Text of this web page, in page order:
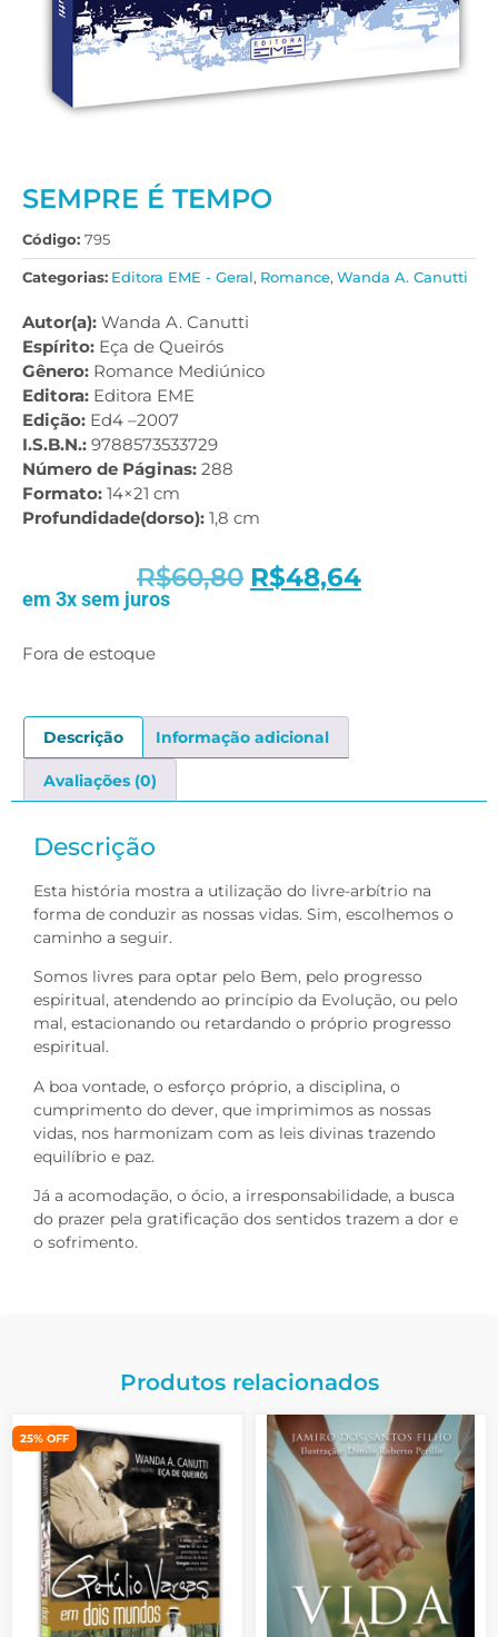
SEMPRE É TEMPO
Código: 795
Categorias: Editora EME - Geral, Romance, Wanda A. Canutti
Autor(a): Wanda A. Canutti
Espírito: Eça de Queirós
Gênero: Romance Mediúnico
Editora: Editora EME
Edição: Ed4 –2007
I.S.B.N.: 9788573533729
Número de Páginas: 288
Formato: 14×21 cm
Profundidade(dorso): 1,8 cm
R$60,80 R$48,64
em 3x sem juros
Fora de estoque
Descrição Informação adicional
Avaliações (0)
Descrição
Esta história mostra a utilização do livre-arbítrio na
forma de conduzir as nossas vidas. Sim, escolhemos o
caminho a seguir.
Somos livres para optar pelo Bem, pelo progresso
espiritual, atendendo ao princípio da Evolução, ou pelo
mal, estacionando ou retardando o próprio progresso
espiritual.
A boa vontade, o esforço próprio, a disciplina, o
cumprimento do dever, que imprimimos as nossas
vidas, nos harmonizam com as leis divinas trazendo
equilíbrio e paz.
Já a acomodação, o ócio, a irresponsabilidade, a busca
do prazer pela gratificação dos sentidos trazem a dor e
o sofrimento.
Produtos relacionados
25% OFF